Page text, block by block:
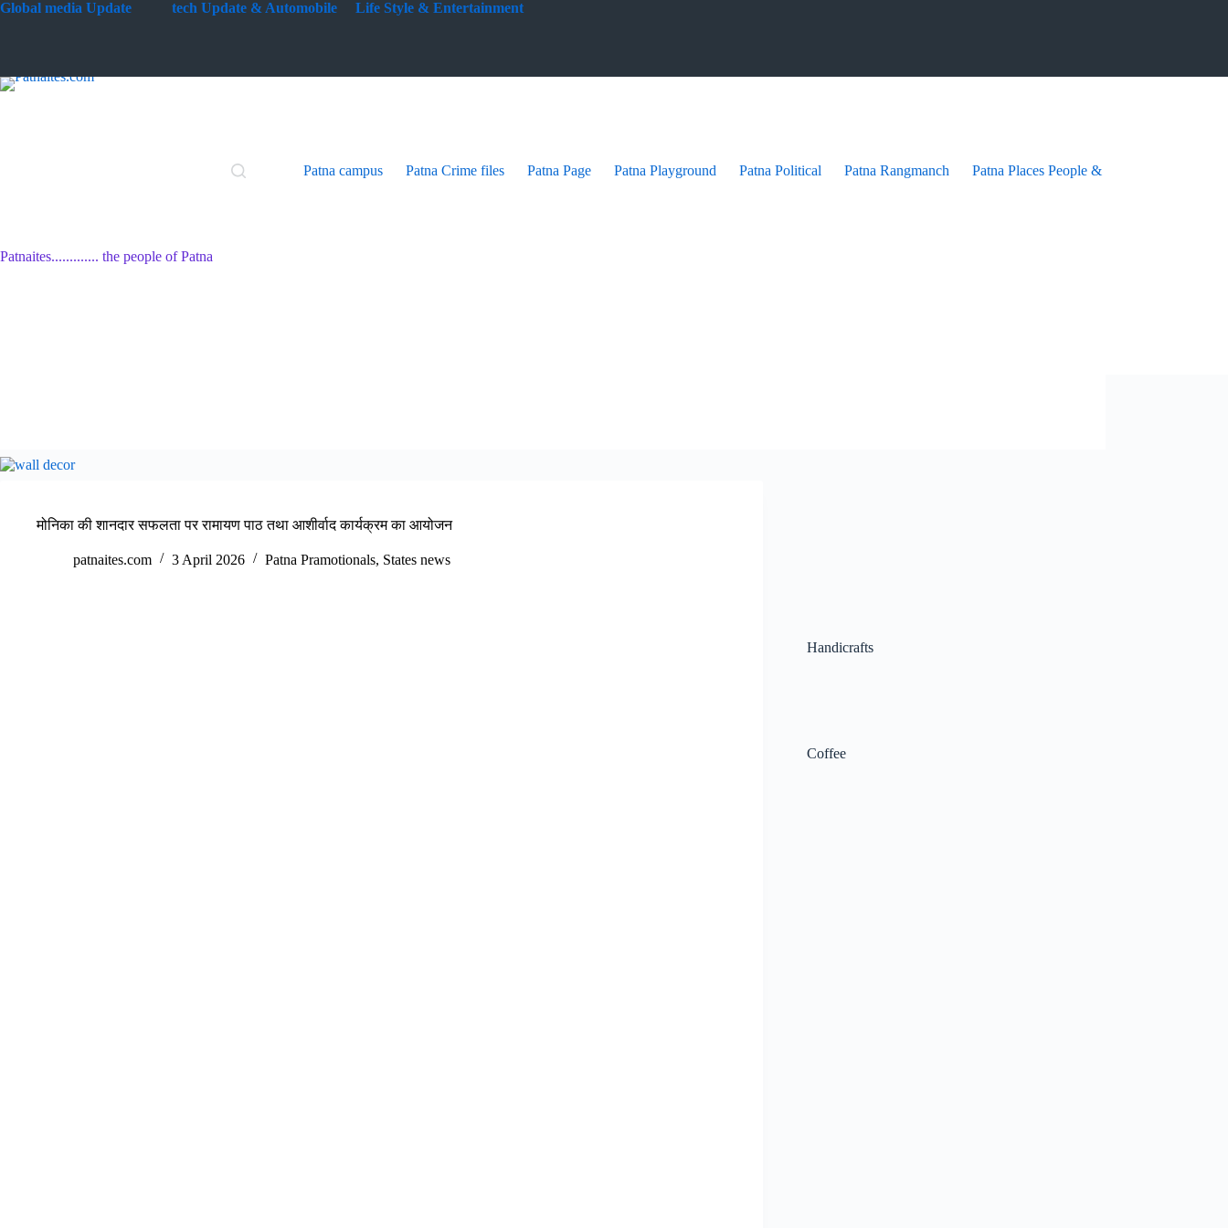
Skip
Global media Update tech Update & Automobile Life Style & Entertainment
Patnaites............. the people of Patna
Patna campus Patna Crime files Patna Page Patna Playground Patna Political Patna Rangmanch Patna Places People & festives
मोनिका की शानदार सफलता पर रामायण पाठ तथा आशीर्वाद कार्यक्रम का आयोजन
patnaites.com 3 April 2026 Patna Pramotionals, States news
Handicrafts
Coffee